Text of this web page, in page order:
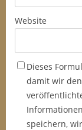
Website
Dieses
damit wir
speichern,